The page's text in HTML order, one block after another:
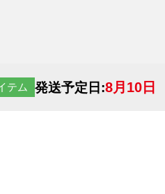
テム 発送予定日:8月10日